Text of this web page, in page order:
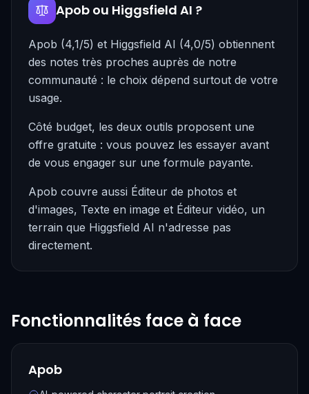
Apob ou Higgsfield AI ?
Apob (4,1/5) et Higgsfield AI (4,0/5) obtiennent
des notes très proches auprès de notre
communauté : le choix dépend surtout de votre
usage.
Côté budget, les deux outils proposent une
offre gratuite : vous pouvez les essayer avant
de vous engager sur une formule payante.
Apob couvre aussi Éditeur de photos et
d'images, Texte en image et Éditeur vidéo, un
terrain que Higgsfield AI n'adresse pas
directement.
Fonctionnalités face à face
Apob